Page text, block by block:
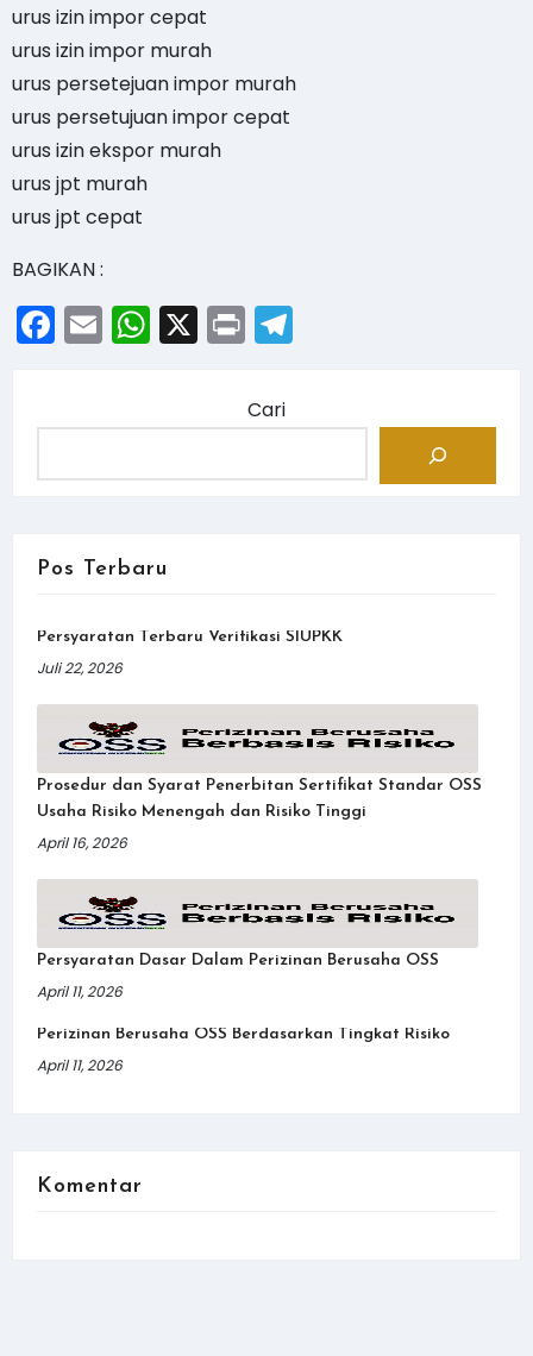
urus izin impor cepat
urus izin impor murah
urus persetejuan impor murah
urus persetujuan impor cepat
urus izin ekspor murah
urus jpt murah
urus jpt cepat
BAGIKAN :
Facebook
EmailWhatsApp
X PrintTelegram
Cari
Pos Terbaru
Persyaratan Terbaru Verifikasi SIUPKK
Juli 22, 2026
Prosedur dan Syarat Penerbitan Sertifikat Standar OSS
Usaha Risiko Menengah dan Risiko Tinggi
April 16, 2026
Persyaratan Dasar Dalam Perizinan Berusaha OSS
April 11, 2026
Perizinan Berusaha OSS Berdasarkan Tingkat Risiko
April 11, 2026
Komentar